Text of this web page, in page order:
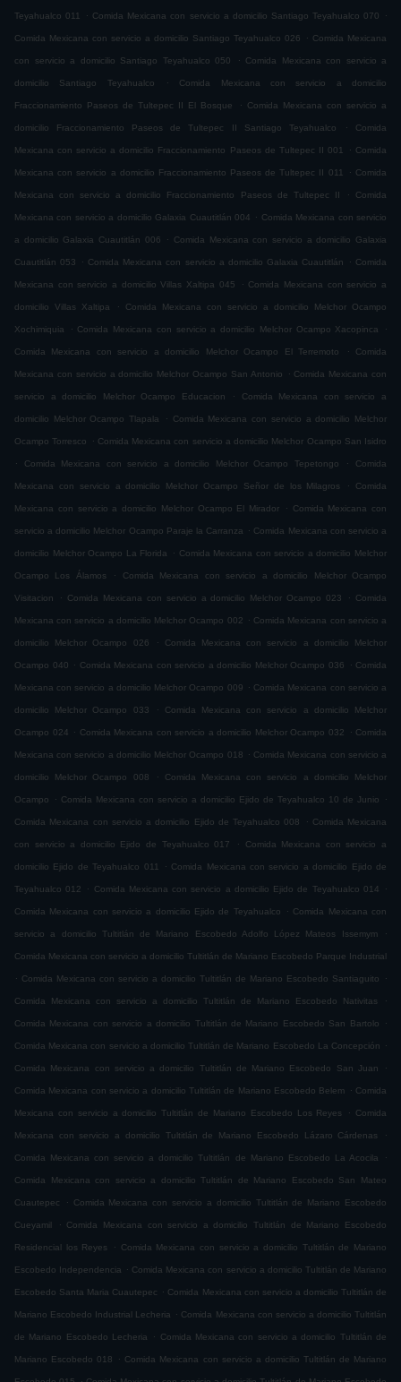
Teyahualco 011 . Comida Mexicana con servicio a domicilio Santiago Teyahualco 070 .
Comida Mexicana con servicio a domicilio Santiago Teyahualco 026 . Comida Mexicana
con servicio a domicilio Santiago Teyahualco 050 . Comida Mexicana con servicio a
domicilio Santiago Teyahualco . Comida Mexicana con servicio a domicilio
Fraccionamiento Paseos de Tultepec II El Bosque . Comida Mexicana con servicio a
domicilio Fraccionamiento Paseos de Tultepec II Santiago Teyahualco . Comida
Mexicana con servicio a domicilio Fraccionamiento Paseos de Tultepec II 001 . Comida
Mexicana con servicio a domicilio Fraccionamiento Paseos de Tultepec II 011 . Comida
Mexicana con servicio a domicilio Fraccionamiento Paseos de Tultepec II . Comida
Mexicana con servicio a domicilio Galaxia Cuautitlán 004 . Comida Mexicana con servicio
a domicilio Galaxia Cuautitlán 006 . Comida Mexicana con servicio a domicilio Galaxia
Cuautitlán 053 . Comida Mexicana con servicio a domicilio Galaxia Cuautitlán . Comida
Mexicana con servicio a domicilio Villas Xaltipa 045 . Comida Mexicana con servicio a
domicilio Villas Xaltipa . Comida Mexicana con servicio a domicilio Melchor Ocampo
Xochimiquia . Comida Mexicana con servicio a domicilio Melchor Ocampo Xacopinca .
Comida Mexicana con servicio a domicilio Melchor Ocampo El Terremoto . Comida
Mexicana con servicio a domicilio Melchor Ocampo San Antonio . Comida Mexicana con
servicio a domicilio Melchor Ocampo Educacion . Comida Mexicana con servicio a
domicilio Melchor Ocampo Tlapala . Comida Mexicana con servicio a domicilio Melchor
Ocampo Torresco . Comida Mexicana con servicio a domicilio Melchor Ocampo San Isidro
.
Comida Mexicana con servicio a domicilio Melchor Ocampo Tepetongo . Comida
Mexicana con servicio a domicilio Melchor Ocampo Señor de los Milagros . Comida
Mexicana con servicio a domicilio Melchor Ocampo El Mirador . Comida Mexicana con
servicio a domicilio Melchor Ocampo Paraje la Carranza . Comida Mexicana con servicio a
domicilio Melchor Ocampo La Florida . Comida Mexicana con servicio a domicilio Melchor
Ocampo Los Álamos . Comida Mexicana con servicio a domicilio Melchor Ocampo
Visitacion . Comida Mexicana con servicio a domicilio Melchor Ocampo 023 . Comida
Mexicana con servicio a domicilio Melchor Ocampo 002 . Comida Mexicana con servicio a
domicilio Melchor Ocampo 026 . Comida Mexicana con servicio a domicilio Melchor
Ocampo 040 . Comida Mexicana con servicio a domicilio Melchor Ocampo 036 . Comida
Mexicana con servicio a domicilio Melchor Ocampo 009 . Comida Mexicana con servicio a
domicilio Melchor Ocampo 033 . Comida Mexicana con servicio a domicilio Melchor
Ocampo 024 . Comida Mexicana con servicio a domicilio Melchor Ocampo 032 . Comida
Mexicana con servicio a domicilio Melchor Ocampo 018 . Comida Mexicana con servicio a
domicilio Melchor Ocampo 008 . Comida Mexicana con servicio a domicilio Melchor
Ocampo . Comida Mexicana con servicio a domicilio Ejido de Teyahualco 10 de Junio .
Comida Mexicana con servicio a domicilio Ejido de Teyahualco 008 . Comida Mexicana
con servicio a domicilio Ejido de Teyahualco 017 . Comida Mexicana con servicio a
domicilio Ejido de Teyahualco 011 . Comida Mexicana con servicio a domicilio Ejido de
Teyahualco 012 . Comida Mexicana con servicio a domicilio Ejido de Teyahualco 014 .
Comida Mexicana con servicio a domicilio Ejido de Teyahualco . Comida Mexicana con
servicio a domicilio Tultitlán de Mariano Escobedo Adolfo López Mateos Issemym .
Comida Mexicana con servicio a domicilio Tultitlán de Mariano Escobedo Parque Industrial
. Comida Mexicana con servicio a domicilio Tultitlán de Mariano Escobedo Santiaguito .
Comida Mexicana con servicio a domicilio Tultitlán de Mariano Escobedo Nativitas .
Comida Mexicana con servicio a domicilio Tultitlán de Mariano Escobedo San Bartolo .
Comida Mexicana con servicio a domicilio Tultitlán de Mariano Escobedo La Concepción .
Comida Mexicana con servicio a domicilio Tultitlán de Mariano Escobedo San Juan .
Comida Mexicana con servicio a domicilio Tultitlán de Mariano Escobedo Belem . Comida
Mexicana con servicio a domicilio Tultitlán de Mariano Escobedo Los Reyes . Comida
Mexicana con servicio a domicilio Tultitlán de Mariano Escobedo Lázaro Cárdenas .
Comida Mexicana con servicio a domicilio Tultitlán de Mariano Escobedo La Acocila .
Comida Mexicana con servicio a domicilio Tultitlán de Mariano Escobedo San Mateo
Cuautepec . Comida Mexicana con servicio a domicilio Tultitlán de Mariano Escobedo
Cueyamil . Comida Mexicana con servicio a domicilio Tultitlán de Mariano Escobedo
Residencial los Reyes . Comida Mexicana con servicio a domicilio Tultitlán de Mariano
Escobedo Independencia . Comida Mexicana con servicio a domicilio Tultitlán de Mariano
Escobedo Santa Maria Cuautepec . Comida Mexicana con servicio a domicilio Tultitlán de
Mariano Escobedo Industrial Lecheria . Comida Mexicana con servicio a domicilio Tultitlán
de Mariano Escobedo Lecheria . Comida Mexicana con servicio a domicilio Tultitlán de
Mariano Escobedo 018 . Comida Mexicana con servicio a domicilio Tultitlán de Mariano
.